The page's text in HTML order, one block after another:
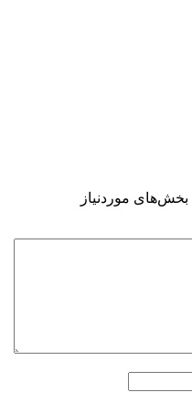
بخش‌های موردنیاز